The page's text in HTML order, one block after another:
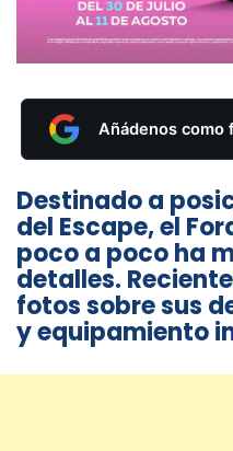
Añádenos como
Destinado a
del Escape, el
poco a poco ha
detalles.
fotos sobre sus
y equipamiento